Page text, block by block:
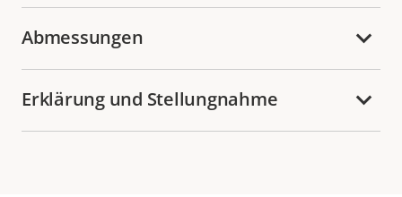
Abmessungen
Erklärung und Stellungnahme